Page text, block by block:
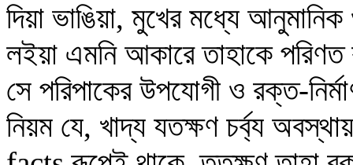
দিয়া ভাঙিয়া, মুখের মধ্যে
লইয়া এমনি আকারে তাহাকে পরিণত
সে পরিপাকের উপযোগী ও রক্ত-
নিয়ম যে, খাদ্য যতক্ষণ চর্ব্য